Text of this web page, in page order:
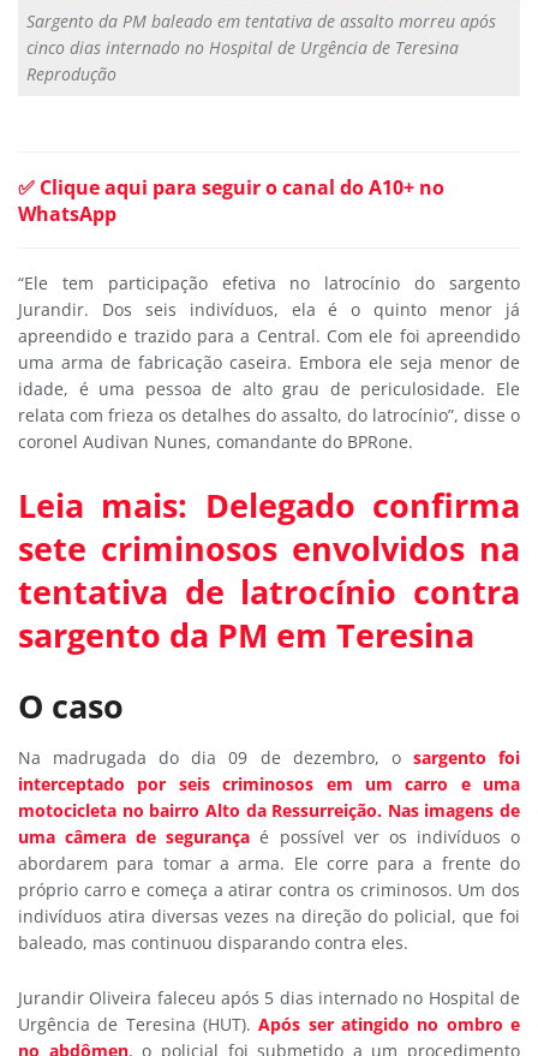
Sargento da PM baleado em tentativa de assalto morreu após
cinco dias internado no Hospital de Urgência de Teresina
Reprodução
✅ Clique aqui para seguir o canal do A10+ no
WhatsApp
“Ele tem participação efetiva no latrocínio do sargento
Jurandir. Dos seis indivíduos, ela é o quinto menor já
apreendido e trazido para a Central. Com ele foi apreendido
uma arma de fabricação caseira. Embora ele seja menor de
idade, é uma pessoa de alto grau de periculosidade. Ele
relata com frieza os detalhes do assalto, do latrocínio”, disse o
coronel Audivan Nunes, comandante do BPRone.
Leia mais: Delegado confirma
sete criminosos envolvidos na
tentativa de latrocínio contra
sargento da PM em Teresina
O caso
Na madrugada do dia 09 de dezembro, osargento foi
interceptado por seis criminosos em um carro e uma
motocicleta no bairro Alto da Ressurreição. Nas imagens de
uma câmera de segurança é possível ver os indivíduos o
abordarem para tomar a arma. Ele corre para a frente do
próprio carro e começa a atirar contra os criminosos. Um dos
indivíduos atira diversas vezes na direção do policial, que foi
baleado, mas continuou disparando contra eles.
Jurandir Oliveira faleceu após 5 dias internado no Hospital de
Urgência de Teresina (HUT).Após ser atingido no ombro e
no abdômen, o policial foi submetido a um procedimento